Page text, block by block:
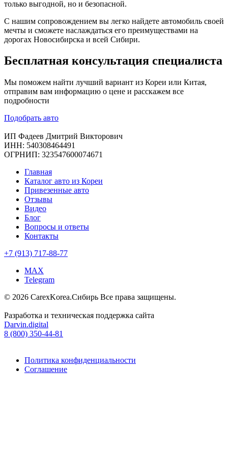
только выгодной, но и безопасной.
С нашим сопровождением вы легко найдете автомобиль своей
мечты и сможете наслаждаться его преимуществами на
дорогах Новосибирска и всей Сибири.
Бесплатная консультация специалиста
Мы поможем найти лучший вариант из Кореи или Китая,
отправим вам информацию о цене и расскажем все
подробности
Подобрать авто
ИП Фадеев Дмитрий Викторович
ИНН: 540308464491
ОГРНИП: 323547600074671
Главная
Каталог авто из Кореи
Привезенные авто
Отзывы
Видео
Блог
Вопросы и ответы
Контакты
+7 (913) 717-88-77
MAX
Telegram
© 2026 CarexKorea.Сибирь Все права защищены.
Разработка и техническая поддержка сайта
Darvin.digital
8 (800) 350-44-81
Политика конфиденциальности
Соглашение